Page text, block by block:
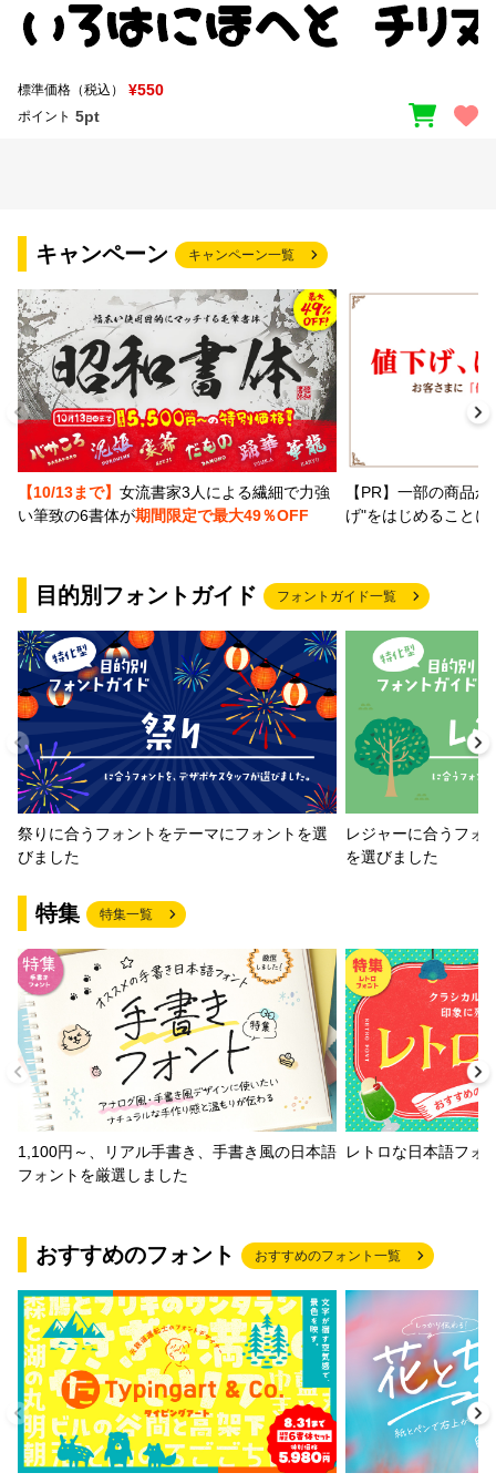
標準価格（税込） ¥550
ポイント 5pt
キャンペーン キャンペーン一覧
【10/13まで】 女流書家3人による繊細で力強
い筆致の6書体が期間限定で最大49％OFF
【PR】一部の商品
げ"をはじめること
目的別フォントガイド フォントガイド一覧
祭りに合うフォントをテーマにフォントを選
びました
レジャーに合うフォ
を選びました
特集 特集一覧
1,100円～、リアル手書き、手書き風の日本語
フォントを厳選しました
レトロな日本語フォ
おすすめのフォント おすすめのフォント一覧